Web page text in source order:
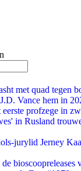
met quad tegen
Vance hem in
profzege in
in Rusland
jurylid Jerney
bioscoopreleases